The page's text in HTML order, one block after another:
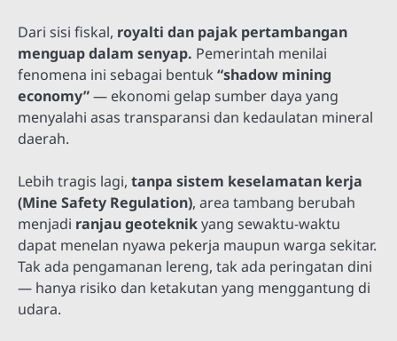
Dari sisi fiskal, royalti dan pajak pertambangan
menguap dalam senyap. Pemerintah menilai
fenomena ini sebagai bentuk “shadow mining
economy”— ekonomi gelap sumber daya yang
menyalahi asas transparansi dan kedaulatan mineral
daerah.
Lebih tragis lagi, tanpa sistem keselamatan kerja
(Mine Safety Regulation), area tambang berubah
menjadi ranjau geoteknikyang sewaktu-waktu
dapat menelan nyawa pekerja maupun warga sekitar.
Tak ada pengamanan lereng, tak ada peringatan dini
— hanya risiko dan ketakutan yang menggantung di
udara.